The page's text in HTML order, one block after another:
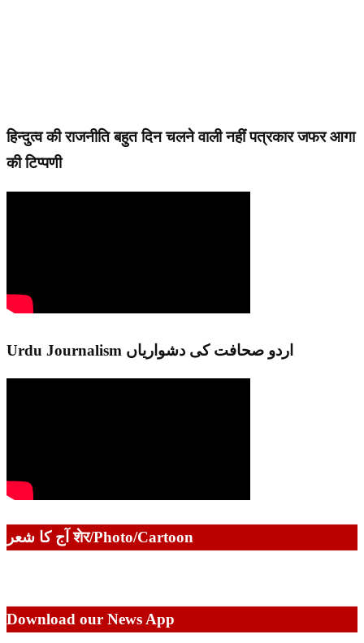
हिन्दुत्व की राजनीति बहुत दिन चलने वाली नहीं पत्रकार जफर आगा
की टिप्पणी
Urdu Journalism اردو صحافت کی دشواریاں
آج کا شعر शेर/Photo/Cartoon
Download our News App